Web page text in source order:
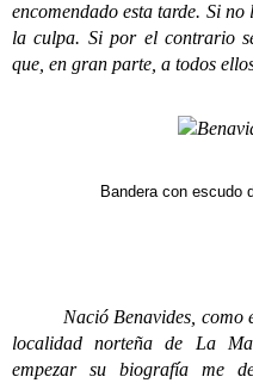
encomendado esta tarde. Si
la culpa. Si por el contrario
que, en gran parte, a todos
Bandera con escudo
Nació Benavides, como es
localidad norteña de La
empezar su biografía me